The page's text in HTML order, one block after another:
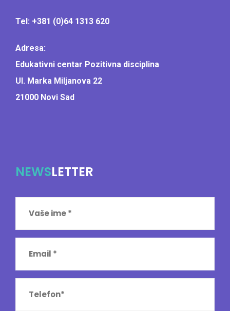
Tel: +381 (0)64 1313 620
Adresa:
Edukativni centar Pozitivna disciplina
Ul. Marka Miljanova 22
21000 Novi Sad
NEWSLETTER